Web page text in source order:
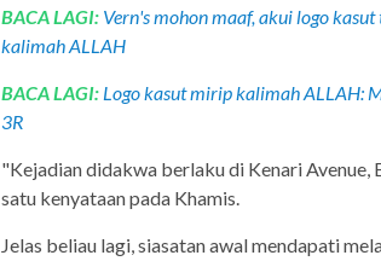
BACA LAGI: Vern's mohon maaf, akui logo
kalimah ALLAH
BACA LAGI: Logo kasut mirip kalimah ALLAH:
3R
"Kejadian didakwa berlaku di Kenari Avenue,
satu kenyataan pada Khamis.
Jelas beliau lagi, siasatan awal mendapati